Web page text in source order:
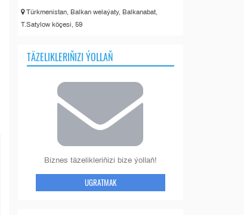
Türkmenistan, Balkan welaýaty, Balkanabat,
T.Satylow köçesi, 59
TÄZELIKLERIŇIZI ÝOLLAŇ
Biznes täzelikleriňizi bize ýollaň!
UGRATMAK